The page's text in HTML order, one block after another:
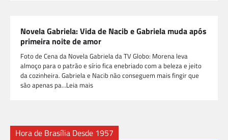
Novela Gabriela: Vida de Nacib e Gabriela muda após
primeira noite de amor
Foto de Cena da Novela Gabriela da TV Globo: Morena leva
almoço para o patrão e sírio fica enebriado com a beleza e jeito
da cozinheira. Gabriela e Nacib não conseguem mais fingir que
são apenas pa…Leia mais
Hora de Brasília Desde 1957